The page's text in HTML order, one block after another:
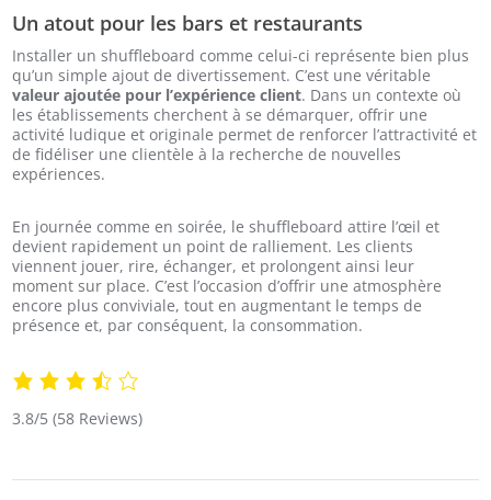
Un atout pour les bars et restaurants
Installer un shuffleboard comme celui-ci représente bien plus
qu’un simple ajout de divertissement. C’est une véritable
valeur ajoutée pour l’expérience client. Dans un contexte où
les établissements cherchent à se démarquer, offrir une
activité ludique et originale permet de renforcer l’attractivité et
de fidéliser une clientèle à la recherche de nouvelles
expériences.
En journée comme en soirée, le shuffleboard attire l’œil et
devient rapidement un point de ralliement. Les clients
viennent jouer, rire, échanger, et prolongent ainsi leur
moment sur place. C’est l’occasion d’offrir une atmosphère
encore plus conviviale, tout en augmentant le temps de
présence et, par conséquent, la consommation.
3.8/5(58 Reviews)